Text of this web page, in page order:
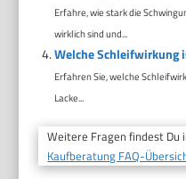
Erfahre, wie stark die
wirklich sind und...
Welche Schleifwirkung
Erfahren Sie, welche
Lacke...
Weitere Fragen findest Du
Kaufberatung FAQ-